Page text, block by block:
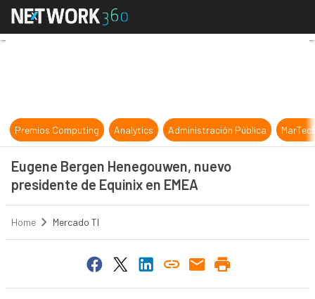
Eugene Bergen Henegouwen,
Premios Computing Analytics Administración Pública
Eugene Bergen Henegouwen, nuevo
presidente de Equinix en EMEA
Home Mercado TI